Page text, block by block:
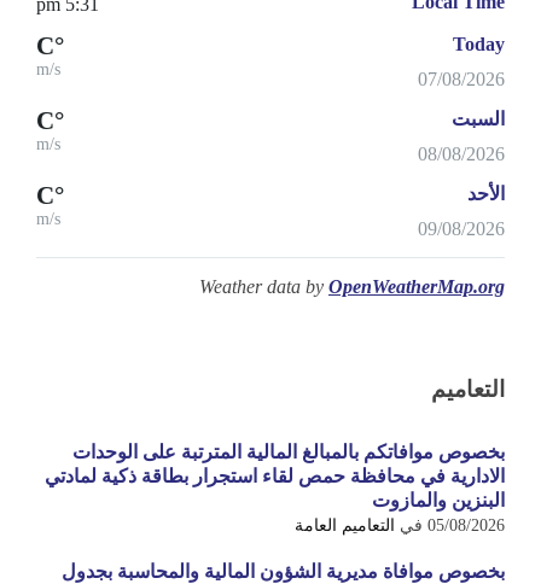
5:31 pm
Today
07/08/2026
°C
m/s
السبت
08/08/2026
°C
m/s
الأحد
09/08/2026
°C
m/s
Weather data by OpenWeatherMap.org
التعاميم
بخصوص موافاتكم بالمبالغ المالية المترتبة على الوحدات
الادارية في محافظة حمص لقاء استجرار بطاقة ذكية لمادتي
البنزين والمازوت
05/08/2026 في التعاميم العامة
بخصوص موافاة مديرية الشؤون المالية والمحاسبة بجدول